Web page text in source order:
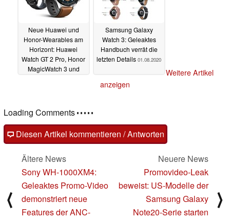
Neue Huawei und
Honor-Wearables am
Horizont: Huawei
Watch GT 2 Pro, Honor
MagicWatch 3 und
Samsung Galaxy
Watch 3: Geleaktes
Handbuch verrät die
letzten Details 01.08.2020
Weitere Artikel
anzeigen
Loading Comments
Diesen Artikel kommentieren / Antworten
⟨
Ältere News
Sony WH-1000XM4:
Geleaktes Promo-Video
demonstriert neue
Features der ANC-
Neuere News
Promovideo-Leak
beweist: US-Modelle der
Samsung Galaxy
Note20-Serie starten
⟩